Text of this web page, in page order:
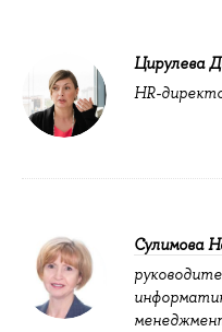
Цирулева
HR-
Сулимова